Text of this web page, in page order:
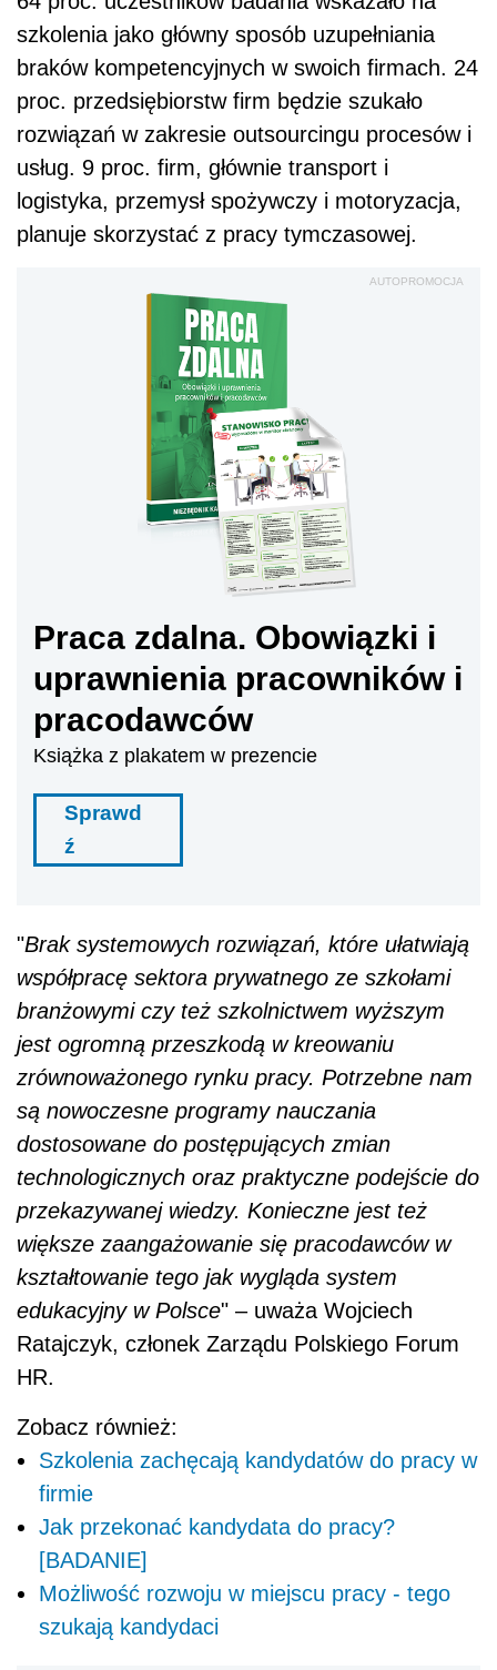
szkolenia jako główny sposób uzupełniania
braków kompetencyjnych w swoich firmach. 24
proc. przedsiębiorstw firm będzie szukało
rozwiązań w zakresie outsourcingu procesów i
usług. 9 proc. firm, głównie transport i
logistyka, przemysł spożywczy i motoryzacja,
planuje skorzystać z pracy tymczasowej.
AUTOPROMOCJA
Praca zdalna. Obowiązki i
uprawnienia pracowników i
pracodawców
Książka z plakatem w prezencie
Sprawd
ź
"Brak systemowych rozwiązań, które ułatwiają
współpracę sektora prywatnego ze szkołami
branżowymi czy też szkolnictwem wyższym
jest ogromną przeszkodą w kreowaniu
zrównoważonego rynku pracy. Potrzebne nam
są nowoczesne programy nauczania
dostosowane do postępujących zmian
technologicznych oraz praktyczne podejście do
przekazywanej wiedzy. Konieczne jest też
większe zaangażowanie się pracodawców w
kształtowanie tego jak wygląda system
edukacyjny w Polsce" – uważa Wojciech
Ratajczyk, członek Zarządu Polskiego Forum
HR.
Zobacz również:
Szkolenia zachęcają kandydatów do pracy w
firmie
Jak przekonać kandydata do pracy?
[BADANIE]
Możliwość rozwoju w miejscu pracy - tego
szukają kandydaci